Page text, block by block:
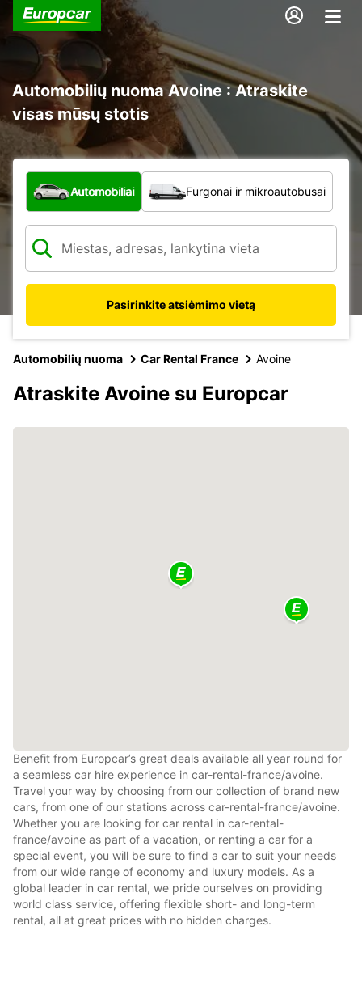
Automobilių nuoma Avoine : Atraskite
visas mūsų stotis
Kokio tipo automobilis?
Automobiliai Furgonai ir mikroautobusai
Pasirinkite atsiėmimo vietą
Automobilių nuoma Car Rental France Avoine
Atraskite Avoine su Europcar
Benefit from Europcar’s great deals available all year round for
a seamless car hire experience in car-rental-france/avoine.
Travel your way by choosing from our collection of brand new
cars, from one of our stations across car-rental-france/avoine.
Whether you are looking for car rental in car-rental-
france/avoine as part of a vacation, or renting a car for a
special event, you will be sure to find a car to suit your needs
from our wide range of economy and luxury models. As a
global leader in car rental, we pride ourselves on providing
world class service, offering flexible short- and long-term
rental, all at great prices with no hidden charges.